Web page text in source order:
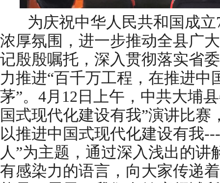
为庆祝中华人民共和国成立
浓厚氛围，进一步推动全县广
记殷殷嘱托，深入贯彻落实省
力推进“百千万工程，在推进中
茅”。4月12日上午，中共大埔
国式现代化建设有我”演讲比
以推进中国式现代化建设有我
人”为主题，通过深入浅出的
有感染力的语言，向大家传递